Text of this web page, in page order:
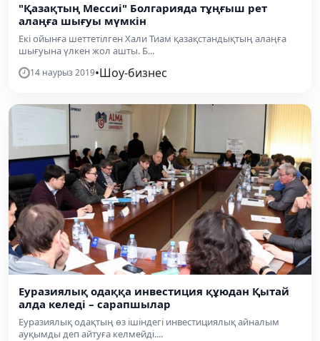
"Қазақтың Мессиі" Болгарияда тұңғыш рет
алаңға шығуы мүмкін
Екі ойынға шеттетілген Хали Тиам қазақстандықтың алаңға
шығуына үлкен жол ашты. Б...
14 наурыз 2019•Шоу-бизнес
Еуразиялық одаққа инвестиция құюдан Қытай
алда келеді – сарапшылар
Еуразиялық одақтың өз ішіндегі инвестициялық айналым
ауқымды деп айтуға келмейді....